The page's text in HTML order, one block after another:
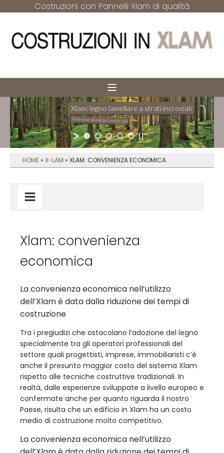
Costruzioni con Pannelli Xlam di qualità
Xlam: legno lamellare a strati incrociati
Il sistema strutturale per pareti e solai
HOME» X-LAM » XLAM: CONVENIENZA ECONOMICA
Xlam: convenienza
economica
La convenienza economica nell’utilizzo
dell’Xlam è data dalla riduzione dei tempi di
costruzione
Tra i pregiudizi che ostacolano l’adozione del legno
specialmente tra gli operatori professionali del
settore quali progettisti, imprese, immobiliaristi c’è
anche il presunto maggior costo del sistema Xlam
rispetto alle tecniche costruttive tradizionali. In
realtà, dalle esperienze sviluppate a livello europeo e
confermate anche per quanto riguarda il nostro
Paese, risulta che un edificio in Xlam ha un costo
medio di costruzione molto competitivo.
La convenienza economica nell’utilizzo